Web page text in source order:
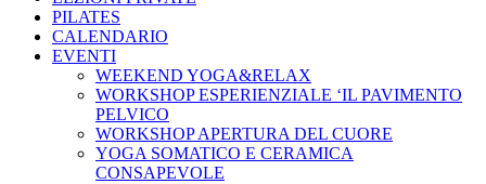
PILATES
CALENDARIO
EVENTI
WEEKEND YOGA&RELAX
WORKSHOP ESPERIENZIALE ‘IL PAVIMENTO
PELVICO
WORKSHOP APERTURA DEL CUORE
YOGA SOMATICO E CERAMICA
CONSAPEVOLE